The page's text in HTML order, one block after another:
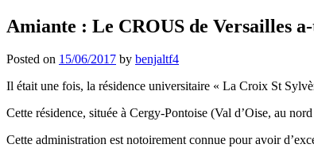
Amiante : Le CROUS de Versailles
Posted on 15/06/2017 by benjaltf4
Il était une fois, la résidence universitaire « La Croix St
Cette résidence, située à Cergy-Pontoise (Val d’Oise, au
Cette administration est notoirement connue pour avoir